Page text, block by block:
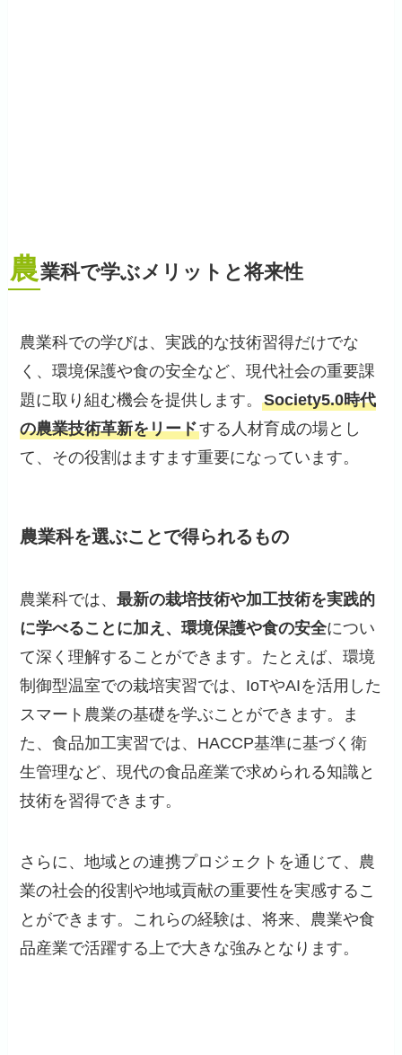
農業科で学ぶメリットと将来性
農業科での学びは、実践的な技術習得だけでな
く、環境保護や食の安全など、現代社会の重要課
題に取り組む機会を提供します。Society5.0時代
の農業技術革新をリードする人材育成の場とし
て、その役割はますます重要になっています。
農業科を選ぶことで得られるもの
農業科では、最新の栽培技術や加工技術を実践的
に学べることに加え、環境保護や食の安全につい
て深く理解することができます。たとえば、環境
制御型温室での栽培実習では、IoTやAIを活用した
スマート農業の基礎を学ぶことができます。ま
た、食品加工実習では、HACCP基準に基づく衛
生管理など、現代の食品産業で求められる知識と
技術を習得できます。
さらに、地域との連携プロジェクトを通じて、農
業の社会的役割や地域貢献の重要性を実感するこ
とができます。これらの経験は、将来、農業や食
品産業で活躍する上で大きな強みとなります。